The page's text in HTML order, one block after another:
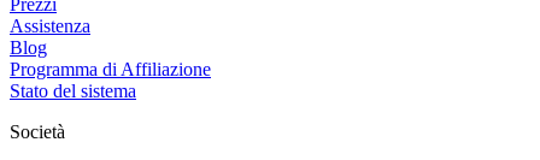
Assistenza
Blog
Programma di Affiliazione
Stato del sistema
Società